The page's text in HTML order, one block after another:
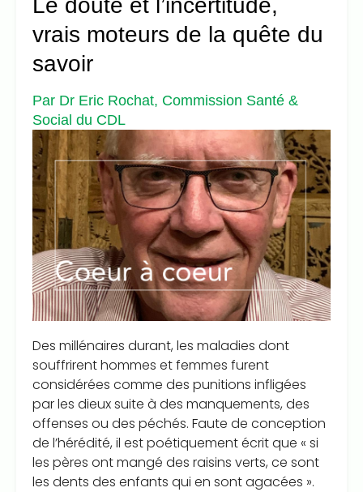
Le doute et l’incertitude,
vrais moteurs de la quête du
savoir
Par Dr Eric Rochat, Commission Santé &
Social du CDL
Des millénaires durant, les maladies dont
souffrirent hommes et femmes furent
considérées comme des punitions infligées
par les dieux suite à des manquements, des
offenses ou des péchés. Faute de conception
de l’hérédité, il est poétiquement écrit que « si
les pères ont mangé des raisins verts, ce sont
les dents des enfants qui en sont agacées ».